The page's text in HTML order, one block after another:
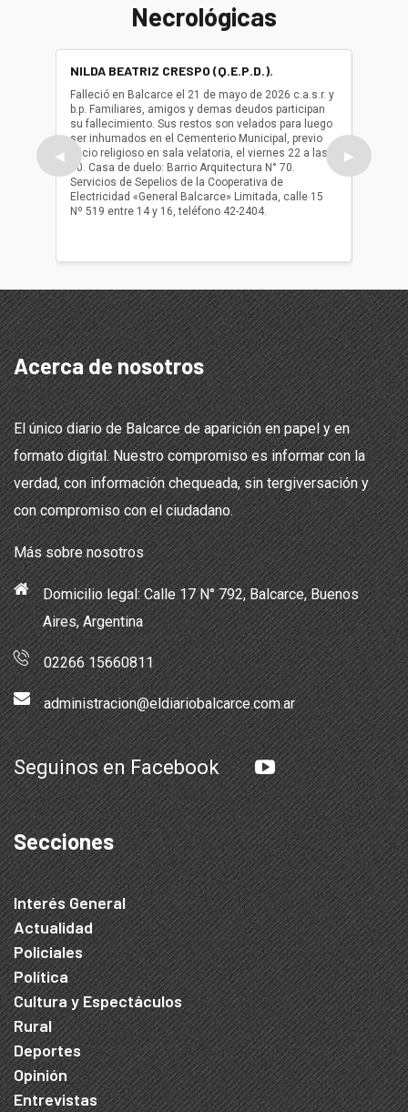
Necrológicas
◀
NILDA BEATRIZ CRESPO (Q.E.P.D.).
Falleció en Balcarce el 21 de mayo de 2026 c.a.s.r. y
b.p. Familiares, amigos y demas deudos participan
su fallecimiento. Sus restos son velados para luego
ser inhumados en el Cementerio Municipal, previo
oficio religioso en sala velatoria, el viernes 22 a las
10. Casa de duelo: Barrio Arquitectura N° 70.
Servicios de Sepelios de la Cooperativa de
Electricidad «General Balcarce» Limitada, calle 15
Nº 519 entre 14 y 16, teléfono 42-2404.
ser
oficio
▶
Acerca de nosotros
El único diario de Balcarce de aparición en papel y en
formato digital. Nuestro compromiso es informar con la
verdad, con información chequeada, sin tergiversación y
con compromiso con el ciudadano.
Más sobre nosotros
Domicilio legal: Calle 17 N° 792, Balcarce, Buenos
Aires, Argentina
02266 15660811
administracion@eldiariobalcarce.com.ar
Seguinos en Facebook
Secciones
Interés General
Actualidad
Policiales
Política
Cultura y Espectáculos
Rural
Deportes
Opinión
Entrevistas